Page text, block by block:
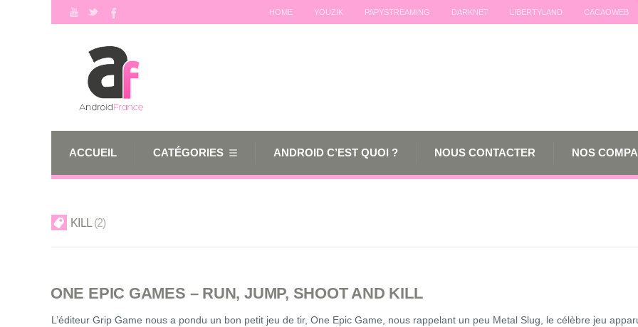
HOME YOUZIK PAPYSTREAMING DARKNET LIBERTYLAND CACAOWEB
ACCUEIL CATÉGORIES ANDROID C’EST QUOI ? NOUS CONTACTER NOS
KILL 2
ONE EPIC GAMES – RUN, JUMP, SHOOT AND KILL
L’éditeur Grip Game nous a pondu un bon petit jeu de tir, One Epic Game, nous rappelant un peu Metal Slug, le célèbre jeu